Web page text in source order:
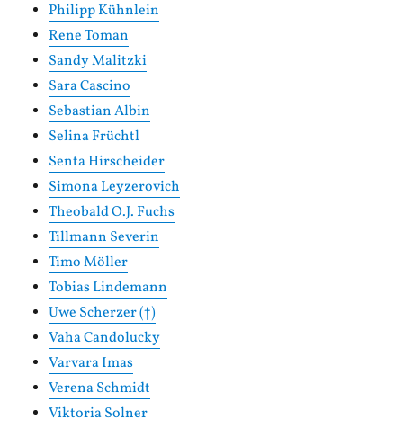
Philipp Kühnlein
Rene Toman
Sandy Malitzki
Sara Cascino
Sebastian Albin
Selina Früchtl
Senta Hirscheider
Simona Leyzerovich
Theobald O.J. Fuchs
Tillmann Severin
Timo Möller
Tobias Lindemann
Uwe Scherzer (†)
Vaha Candolucky
Varvara Imas
Verena Schmidt
Viktoria Solner